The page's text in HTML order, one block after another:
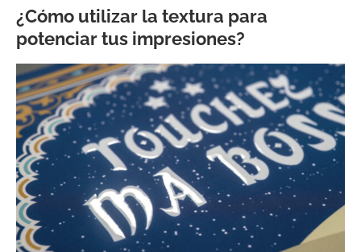
¿Cómo utilizar la textura para
potenciar tus impresiones?